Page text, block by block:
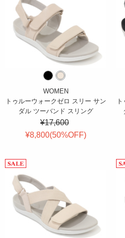
WOMEN
トゥルーウォークゼロ スリー サン
ダル ツーバンド スリング
¥17,600
¥8,800(50%OFF)